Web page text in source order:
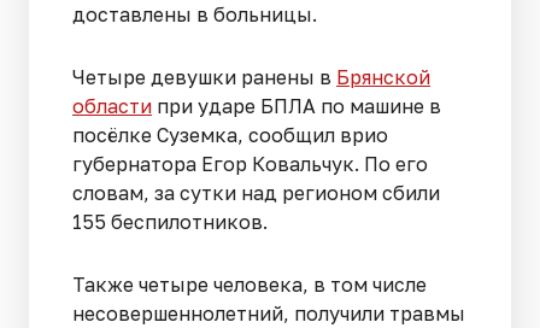
доставлены в больницы.
Четыре девушки ранены в Брянской
области при ударе БПЛА по машине в
посёлке Суземка, сообщил врио
губернатора Егор Ковальчук. По его
словам, за сутки над регионом сбили
155 беспилотников.
Также четыре человека, в том числе
несовершеннолетний, получили травмы